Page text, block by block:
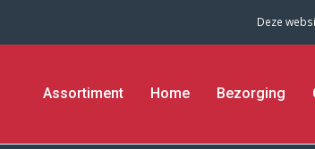
Deze
Assortiment Home Bezorging